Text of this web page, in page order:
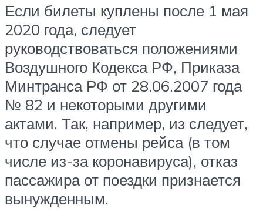
Если билеты куплены после 1 мая
2020 года, следует
руководствоваться положениями
Воздушного Кодекса РФ, Приказа
Минтранса РФ от 28.06.2007 года
№ 82 и некоторыми другими
актами. Так, например, из следует,
что случае отмены рейса (в том
числе из-за коронавируса), отказ
пассажира от поездки признается
вынужденным.